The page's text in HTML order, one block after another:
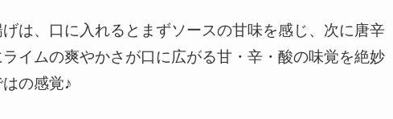
は、口に入れるとまずソースの甘味を感じ、次に唐辛
イムの爽やかさが口に広がる甘・辛・酸の味覚を絶妙
の感覚♪